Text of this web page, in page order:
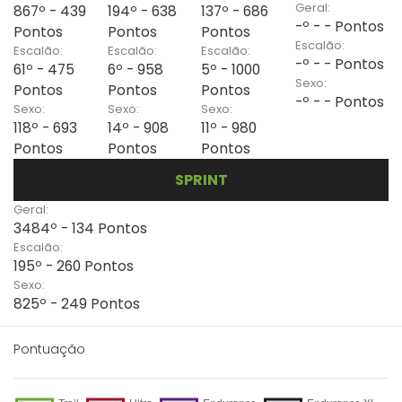
867º - 439
Pontos
Escalão:
61º - 475
Pontos
Sexo:
118º - 693
Pontos
194º - 638
Pontos
Escalão:
6º - 958
Pontos
Sexo:
14º - 908
Pontos
137º - 686
Pontos
Escalão:
5º - 1000
Pontos
Sexo:
11º - 980
Pontos
Geral:
-º - - Pontos
Escalão:
-º - - Pontos
Sexo:
-º - - Pontos
SPRINT
Geral:
3484º - 134 Pontos
Escalão:
195º - 260 Pontos
Sexo:
825º - 249 Pontos
Pontuação